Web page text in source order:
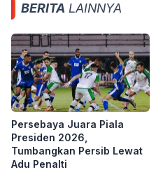
BERITA LAINNYA
Persebaya Juara Piala
Presiden 2026,
Tumbangkan Persib Lewat
Adu Penalti